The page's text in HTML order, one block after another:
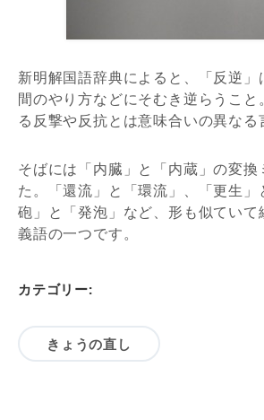
新明解国語辞典によると、「反逆
間のやり方などにそむき逆らうこと
る反撃や反抗とは意味合いの異なる
そばには「内臓」と「内蔵」の変換
た。「還流」と「環流」、「更生」
砲」と「発泡」など、形も似ていて
義語の一つです。
カテゴリー:
きょうの直し